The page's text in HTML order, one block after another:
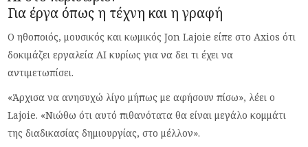
Για έργα όπως η τέχνη και η γραφή
Ο ηθοποιός, μουσικός και κωμικός Jon Lajoie είπε στο Axios ότι
δοκιμάζει εργαλεία AI κυρίως για να δει τι έχει να
αντιμετωπίσει.
«Άρχισα να ανησυχώ λίγο μήπως με αφήσουν πίσω», λέει ο
Lajoie. «Νιώθω ότι αυτό πιθανότατα θα είναι μεγάλο κομμάτι
της διαδικασίας δημιουργίας, στο μέλλον».